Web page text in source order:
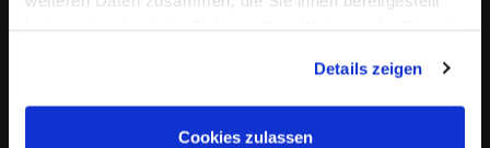
Cookies, wenn Sie unsere Webseite weiterhin nutzen.
Details zeigen
Cookies zulassen
Echtzeit auf Nutzerverhalten und Lebenszyklusphasen
Journey-Frameworks – die sich an realen